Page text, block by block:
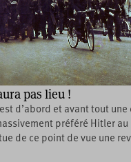
pas lieu !
d’abord et avant tout
préféré Hitler au
de ce point de vue une